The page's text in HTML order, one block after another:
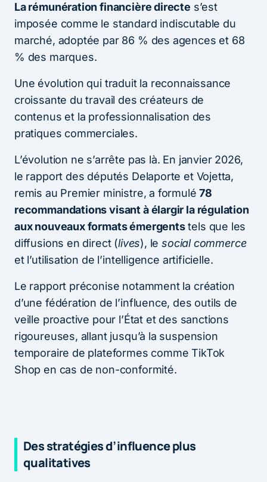
La rémunération financière directe s’est
imposée comme le standard indiscutable du
marché, adoptée par 86 % des agences et 68
% des marques.
Une évolution qui traduit la reconnaissance
croissante du travail des créateurs de
contenus et la professionnalisation des
pratiques commerciales.
L’évolution ne s’arrête pas là. En janvier 2026,
le rapport des députés Delaporte et Vojetta,
remis au Premier ministre, a formulé78
recommandations visant à élargir la régulation
aux nouveaux formats émergentstels que les
diffusions en direct (lives), lesocial commerce
et l’utilisation de l’intelligence artificielle.
Le rapport préconise notamment la création
d’une fédération de l’influence, des outils de
veille proactive pour l’État et des sanctions
rigoureuses, allant jusqu’à la suspension
temporaire de plateformes comme TikTok
Shop en cas de non-conformité.
Des stratégies d’influence plus
qualitatives